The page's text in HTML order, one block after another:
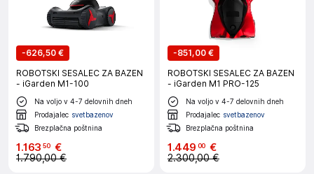
-626,50 €
ROBOTSKI SESALEC ZA BAZEN
- iGarden M1-100
Na voljo v 4-7 delovnih dneh
Prodajalec svetbazenov
Brezplačna poštnina
1 .163 50 €
1.790,00 €
-851,00 €
ROBOTSKI SESALEC ZA BAZEN
- iGarden M1 PRO-125
Na voljo v 4-7 delovnih dneh
Prodajalec svetbazenov
Brezplačna poštnina
1 .449 00 €
2.300,00 €